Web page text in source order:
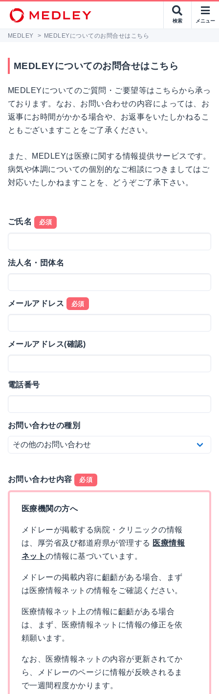
検索 メニュー
MEDLEY > MEDLEYについてのお問合せはこちら
MEDLEYについてのお問合せはこちら
MEDLEYについてのご質問・ご要望等はこちらから承っ
ております。なお、お問い合わせの内容によっては、お
返事にお時間がかかる場合や、お返事をいたしかねるこ
ともございますことをご了承ください。
また、MEDLEYは医療に関する情報提供サービスです。
病気や体調についての個別的なご相談につきましてはご
対応いたしかねますことを、どうぞご了承下さい。
ご氏名 必須
法人名・団体名
メールアドレス 必須
メールアドレス(確認)
電話番号
お問い合わせの種別
お問い合わせ内容 必須
医療機関の方へ
メドレーが掲載する病院・クリニックの情報
は、厚労省及び都道府県が管理する 医療情報
ネットの情報に基づいています。
メドレーの掲載内容に齟齬がある場合、まず
は医療情報ネットの情報をご確認ください。
医療情報ネット上の情報に齟齬がある場合
は、まず、医療情報ネットに情報の修正を依
頼願います。
なお、医療情報ネットの内容が更新されてか
ら、メドレーのページに情報が反映されるま
で一週間程度かかります。